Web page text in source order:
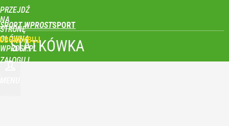
PRZEJDŹ
NA
STRONĘ
GŁÓWNĄ
WPROST.PL
SPORT WPROST
ZALOGUJ
SIATKÓWKA